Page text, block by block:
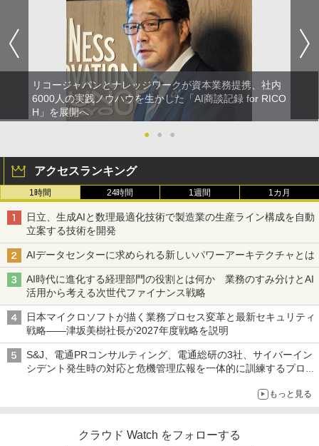
リコージャパンとナレッジワークが資本業務提携、社内
6000人の実践ノウハウを生かした「AI商談記録 for RICO
H」を展開へ
●
● ●
アクセスランキング
1時間 24時間 1週間 1カ月
日立、生成AIと数理最適化技術で製造業の生産ライン構成を自動
立案する技術を開発
AIデータセンターに求められる新しいパワーアーキテクチャとは
AI時代に進化する経理部門の役割とは何か 業務のすみ分けとAI
活用から考える次世代ファイナンス戦略
日本マイクロソフトが描く業務プロセス変革と最新セキュリティ
戦略――津坂美樹社長が2027年度戦略を説明
S&J、電通PRコンサルティング、電通総研の3社、サイバーイン
シデント発生時の対応と危機管理広報を一体的に訓練するプログ
もっと見る
クラウド Watch をフォローする